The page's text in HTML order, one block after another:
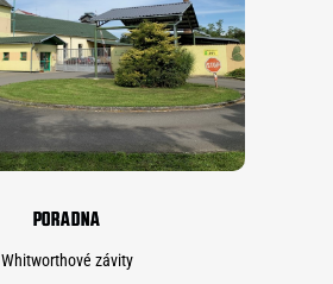
PORADNA
Whitworthové závity